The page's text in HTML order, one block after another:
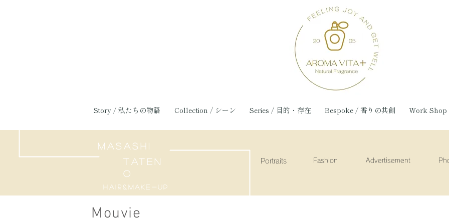
Story / 私たちの物語 Collection / シーン Series / 目的・存在 Bespoke / 香りの共創 Work Shop
MASASHI
TATEN
O
Hair&make-up
Portraits Fashion Advertisement
Mouvie